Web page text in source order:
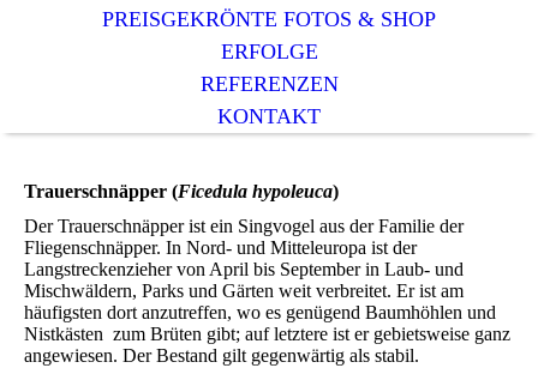
PREISGEKRÖNTE FOTOS & SHOP
ERFOLGE
REFERENZEN
KONTAKT
Trauerschnäpper (Ficedula hypoleuca)
Der Trauerschnäpper ist ein Singvogel aus der Familie der
Fliegenschnäpper. In Nord- und Mitteleuropa ist der
Langstreckenzieher von April bis September in Laub- und
Mischwäldern, Parks und Gärten weit verbreitet. Er ist am
häufigsten dort anzutreffen, wo es genügend Baumhöhlen und
Nistkästen zum Brüten gibt; auf letztere ist er gebietsweise ganz
angewiesen. Der Bestand gilt gegenwärtig als stabil.